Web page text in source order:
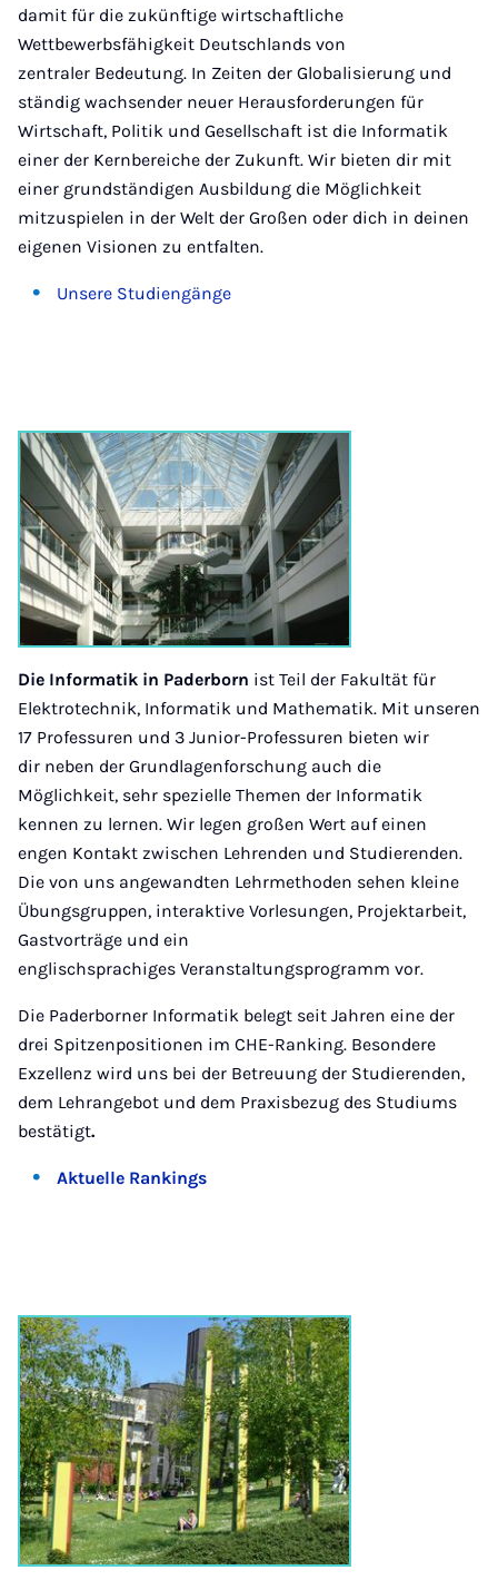
damit für die zukünftige wirtschaftliche
Wettbewerbsfähigkeit Deutschlands von
zentraler Bedeutung. In Zeiten der Globalisierung und
ständig wachsender neuer Herausforderungen für
Wirtschaft, Politik und Gesellschaft ist die Informatik
einer der Kernbereiche der Zukunft. Wir bieten dir mit
einer grundständigen Ausbildung die Möglichkeit
mitzuspielen in der Welt der Großen oder dich in deinen
eigenen Visionen zu entfalten.
Unsere Studiengänge
Die Informatik in Paderborn ist Teil der Fakultät für
Elektrotechnik, Informatik und Mathematik. Mit unseren
17 Professuren und 3 Junior-Professuren bieten wir
dir neben der Grundlagenforschung auch die
Möglichkeit, sehr spezielle Themen der Informatik
kennen zu lernen. Wir legen großen Wert auf einen
engen Kontakt zwischen Lehrenden und Studierenden.
Die von uns angewandten Lehrmethoden sehen kleine
Übungsgruppen, interaktive Vorlesungen, Projektarbeit,
Gastvorträge und ein
englischsprachiges Veranstaltungsprogramm vor.
Die Paderborner Informatik belegt seit Jahren eine der
drei Spitzenpositionen im CHE-Ranking. Besondere
Exzellenz wird uns bei der Betreuung der Studierenden,
dem Lehrangebot und dem Praxisbezug des Studiums
bestätigt.
Aktuelle Rankings